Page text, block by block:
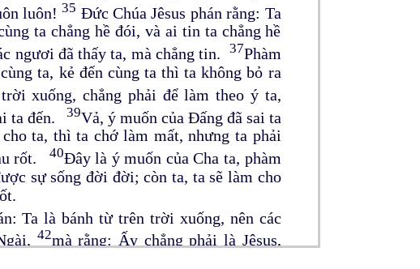
luôn!35 Đức Chúa Jêsus phán rằng: Ta
ta chẳng hề đói, và ai tin ta chẳng hề
ngươi đã thấy ta, mà chẳng tin. 37Phàm
ta, kẻ đến cùng ta thì ta không bỏ ra
xuống, chẳng phải để làm theo ý ta,
ta đến.
39Vả, ý muốn của Đấng đã sai ta
ta, thì ta chớ làm mất, nhưng ta phải
rốt.
40Đây là ý muốn của Cha ta, phàm
sự sống đời đời; còn ta, ta sẽ làm cho
Ta là bánh từ trên trời xuống, nên các
42mà rằng: Ấy chẳng phải là Jêsus,